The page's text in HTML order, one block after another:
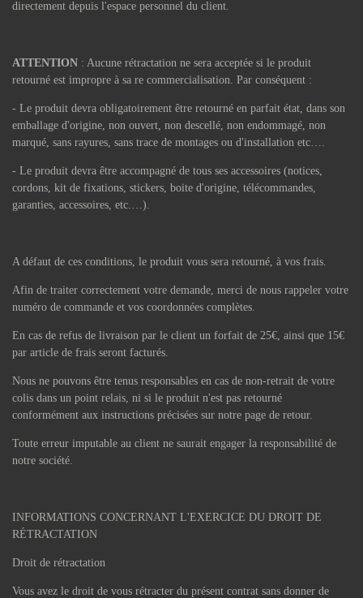
directement depuis l'espace personnel du client.
ATTENTION : Aucune rétractation ne sera acceptée si le produit
retourné est impropre à sa re commercialisation. Par conséquent :
- Le produit devra obligatoirement être retourné en parfait état, dans son
emballage d'origine, non ouvert, non descellé, non endommagé, non
marqué, sans rayures, sans trace de montages ou d'installation etc….
- Le produit devra être accompagné de tous ses accessoires (notices,
cordons, kit de fixations, stickers, boite d'origine, télécommandes,
garanties, accessoires, etc.…).
A défaut de ces conditions, le produit vous sera retourné, à vos frais.
Afin de traiter correctement votre demande, merci de nous rappeler votre
numéro de commande et vos coordonnées complètes.
En cas de refus de livraison par le client un forfait de 25€, ainsi que 15€
par article de frais seront facturés.
Nous ne pouvons être tenus responsables en cas de non-retrait de votre
colis dans un point relais, ni si le produit n'est pas retourné
conformément aux instructions précisées sur notre page de retour.
Toute erreur imputable au client ne saurait engager la responsabilité de
notre société.
INFORMATIONS CONCERNANT L'EXERCICE DU DROIT DE
RÉTRACTATION
Droit de rétractation
Vous avez le droit de vous rétracter du présent contrat sans donner de